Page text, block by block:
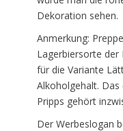
Dekoration sehen.
Anmerkung:
Lagerbiersorte der
für die Variante
Alkoholgehalt.
Pripps gehört
Der Werbeslogan